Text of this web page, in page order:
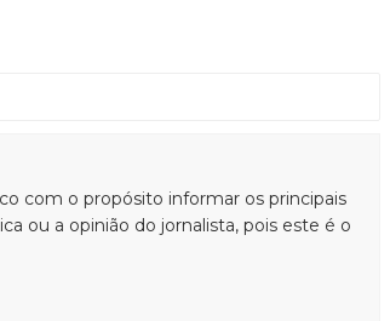
com o propósito informar os principais
ou a opinião do jornalista, pois este é o